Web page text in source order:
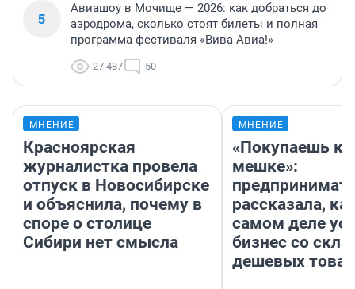
5
Авиашоу в Мочище — 2026: как добраться до
аэродрома, сколько стоят билеты и полная
программа фестиваля «Вива Авиа!»
27 487 50
МНЕНИЕ
Красноярская
журналистка провела
отпуск в Новосибирске
и объяснила, почему в
споре о столице
Сибири нет смысла
МНЕНИЕ
«Покупаешь
мешке»:
рассказала,
самом деле
бизнес со
дешевых